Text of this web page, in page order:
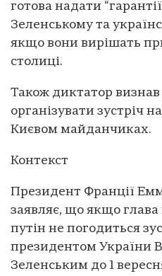
готова надати
Зеленському та
якщо вони вирішать
столиці.
Також диктатор
організувати зустріч
Києвом майданчиках.
Контекст
Президент Франції
заявляє, що якщо
путін не погодиться
президентом України
Зеленським до 1